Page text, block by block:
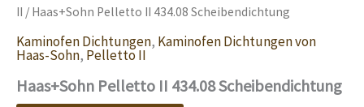
II / Haas+Sohn Pelletto II 434.08 Scheibendichtung
Kaminofen Dichtungen, Kaminofen Dichtungen von
Haas-Sohn, Pelletto II
Haas+Sohn Pelletto II 434.08 Scheibendichtung